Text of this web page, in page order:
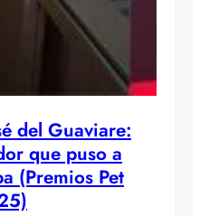
del Guaviare:
que puso a
(Premios Pet